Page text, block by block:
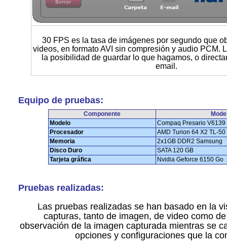
30 FPS es la tasa de imágenes por segundo que
videos, en formato AVI sin compresión y audio PCM.
la posibilidad de guardar lo que hagamos, o
email.
Equipo de pruebas:
Componente
Modelo
Compaq Presario V6139
Procesador
AMD Turion 64 X2 TL-
Memoria
2x1GB DDR2 Samsung
Disco Duro
SATA 120 GB
Tarjeta gráfica
Nvidia Geforce 6150 Go
Pruebas realizadas:
Las pruebas realizadas se han basado en la
capturas, tanto de imagen, de video como
observación de la imagen capturada mientras se
opciones y configuraciones que la